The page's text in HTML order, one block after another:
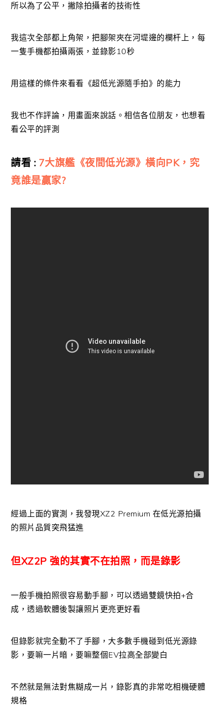
所以為了公平，撇除拍攝者的技術性
我這次全部都上角架，把腳架夾在河堤邊的欄杆上，每
一隻手機都拍攝兩張，並錄影10秒
用這樣的條件來看看《超低光源隨手拍》的能力
我也不作評論，用畫面來說話。相信各位朋友，也想看
看公平的評測
請看 : 7大旗艦《夜間低光源》橫向PK，究
竟誰是贏家?
經過上面的實測，我發現XZ2 Premium 在低光源拍攝
的照片品質突飛猛進
但XZ2P 強的其實不在拍照，而是錄影
一般手機拍照很容易動手腳，可以透過雙鏡快拍+合
成，透過軟體後製讓照片更亮更好看
但錄影就完全動不了手腳，大多數手機碰到低光源錄
影，要嘛一片暗，要嘛整個EV拉高全部變白
不然就是無法對焦糊成一片，錄影真的非常吃相機硬體
規格